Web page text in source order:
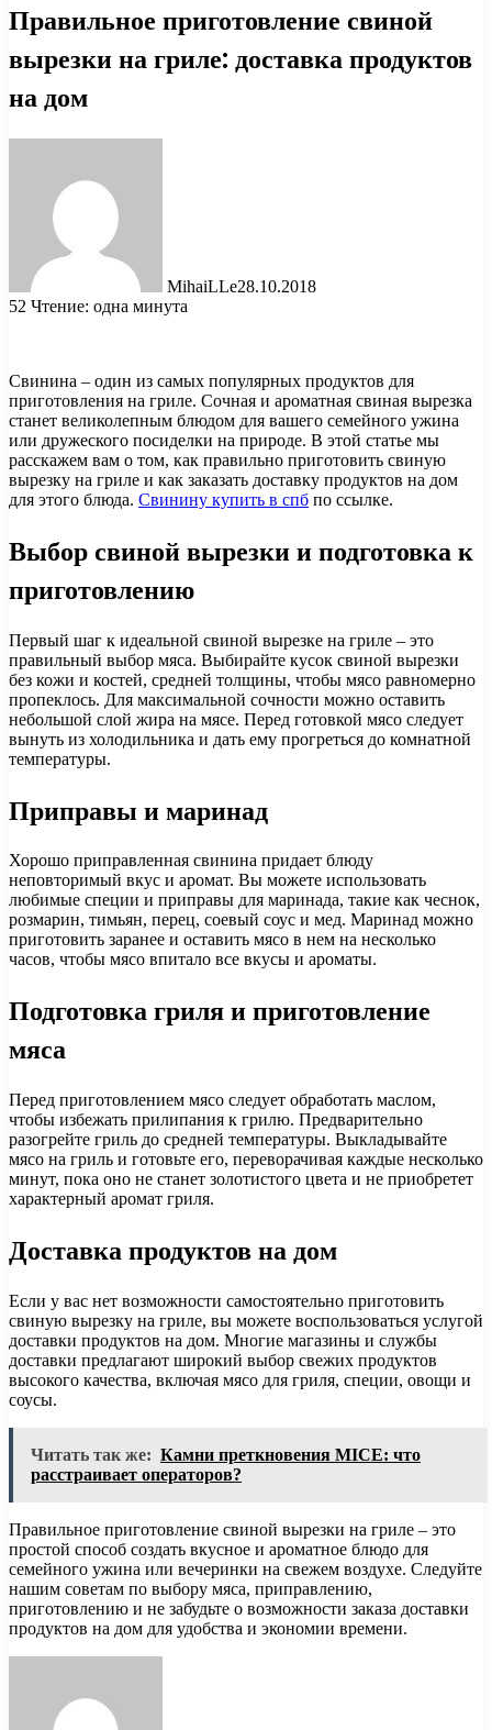
Правильное приготовление свиной
вырезки на гриле: доставка продуктов
на дом
MihaiLLe28.10.2018
52 Чтение: одна минута
Свинина – один из самых популярных продуктов для
приготовления на гриле. Сочная и ароматная свиная вырезка
станет великолепным блюдом для вашего семейного ужина
или дружеского посиделки на природе. В этой статье мы
расскажем вам о том, как правильно приготовить свиную
вырезку на гриле и как заказать доставку продуктов на дом
для этого блюда. Свинину купить в спб по ссылке.
Выбор свиной вырезки и подготовка к
приготовлению
Первый шаг к идеальной свиной вырезке на гриле – это
правильный выбор мяса. Выбирайте кусок свиной вырезки
без кожи и костей, средней толщины, чтобы мясо равномерно
пропеклось. Для максимальной сочности можно оставить
небольшой слой жира на мясе. Перед готовкой мясо следует
вынуть из холодильника и дать ему прогреться до комнатной
температуры.
Приправы и маринад
Хорошо приправленная свинина придает блюду
неповторимый вкус и аромат. Вы можете использовать
любимые специи и приправы для маринада, такие как чеснок,
розмарин, тимьян, перец, соевый соус и мед. Маринад можно
приготовить заранее и оставить мясо в нем на несколько
часов, чтобы мясо впитало все вкусы и ароматы.
Подготовка гриля и приготовление
мяса
Перед приготовлением мясо следует обработать маслом,
чтобы избежать прилипания к грилю. Предварительно
разогрейте гриль до средней температуры. Выкладывайте
мясо на гриль и готовьте его, переворачивая каждые несколько
минут, пока оно не станет золотистого цвета и не приобретет
характерный аромат гриля.
Доставка продуктов на дом
Если у вас нет возможности самостоятельно приготовить
свиную вырезку на гриле, вы можете воспользоваться услугой
доставки продуктов на дом. Многие магазины и службы
доставки предлагают широкий выбор свежих продуктов
высокого качества, включая мясо для гриля, специи, овощи и
соусы.
Читать так же: Камни преткновения MICE: что
расстраивает операторов?
Правильное приготовление свиной вырезки на гриле – это
простой способ создать вкусное и ароматное блюдо для
семейного ужина или вечеринки на свежем воздухе. Следуйте
нашим советам по выбору мяса, приправлению,
приготовлению и не забудьте о возможности заказа доставки
продуктов на дом для удобства и экономии времени.